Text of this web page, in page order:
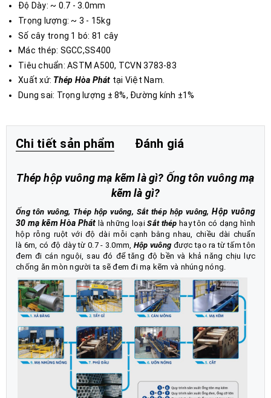
Độ Dày: ~ 0.7 - 3.0mm
Trọng lượng: ~ 3 - 15kg
Số cây trong 1 bó: 81 cây
Mác thép: SGCC,SS400
Tiêu chuẩn: ASTM A500, TCVN 3783-83
Xuất xứ: Thép Hòa Phát tại Việt Nam.
Dung sai: Trọng lượng ± 8%, Đường kính ±1%
Chi tiết sản phẩm Đánh giá
Thép hộp vuông mạ kẽm là gì? Ống tôn vuông mạ
kẽm là gì?
Ống tôn vuông, Thép hộp vuông, Sắt thép hộp vuông,Hộp vuông
30 mạ kẽm Hòa Phát là những loạiSắt thép hay tôn có dạng hình
hộp rỗng ruột với độ dài mỗi cạnh bằng nhau, chiều dài chuẩn
là 6m, có độ dày từ 0.7 - 3.0mm, Hộp vuông được tạo ra từ tấm tôn
đem đi cán nguội, sau đó để tăng độ bền và khả năng chịu lực
chống ăn mòn người ta sẽ đem đi mạ kẽm và nhúng nóng.